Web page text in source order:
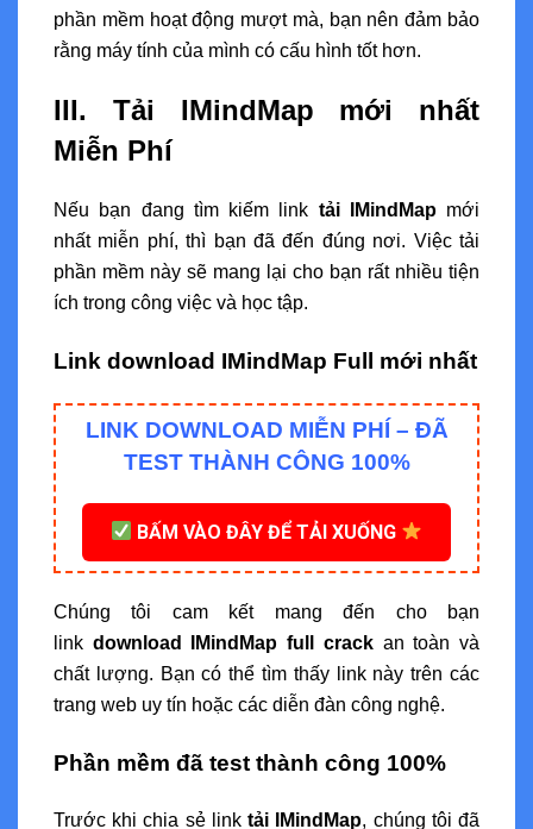
phần mềm hoạt động mượt mà, bạn nên đảm bảo
rằng máy tính của mình có cấu hình tốt hơn.
III. Tải IMindMap mới nhất
Miễn Phí
Nếu bạn đang tìm kiếm link tải IMindMapmới
nhất miễn phí, thì bạn đã đến đúng nơi. Việc tải
phần mềm này sẽ mang lại cho bạn rất nhiều tiện
ích trong công việc và học tập.
Link download IMindMap Full mới nhất
LINK DOWNLOAD MIỄN PHÍ – ĐÃ
TEST THÀNH CÔNG 100%
BẤM VÀO ĐÂY ĐỂ TẢI XUỐNG
Chúng tôi cam kết mang đến cho bạn
link download IMindMap full crackan toàn và
chất lượng. Bạn có thể tìm thấy link này trên các
trang web uy tín hoặc các diễn đàn công nghệ.
Phần mềm đã test thành công 100%
Trước khi chia sẻ linktải IMindMap, chúng tôi đã